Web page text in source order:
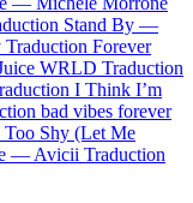
Stand By —
Traduction Forever
WRLD Traduction
I Think I’m
bad vibes forever
Shy (Let Me
— Avicii Traduction